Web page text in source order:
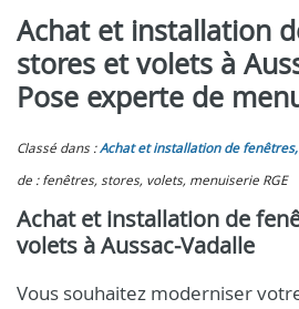
Achat et installation
stores et volets à
Pose experte de
Classé dans :Achat et installation de
de : fenêtres, stores, volets, menuiserie RGE
Achat et installation de
volets à Aussac-Vadalle
Vous souhaitez moderniser